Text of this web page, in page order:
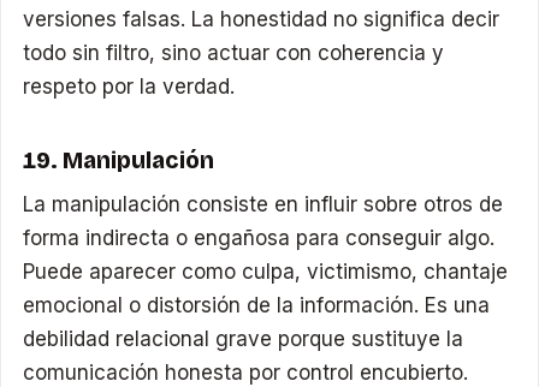
versiones falsas. La honestidad no significa decir
todo sin filtro, sino actuar con coherencia y
respeto por la verdad.
19. Manipulación
La manipulación consiste en influir sobre otros de
forma indirecta o engañosa para conseguir algo.
Puede aparecer como culpa, victimismo, chantaje
emocional o distorsión de la información. Es una
debilidad relacional grave porque sustituye la
comunicación honesta por control encubierto.